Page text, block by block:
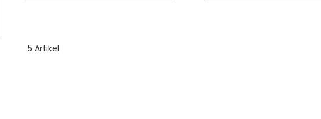
5 Artikel